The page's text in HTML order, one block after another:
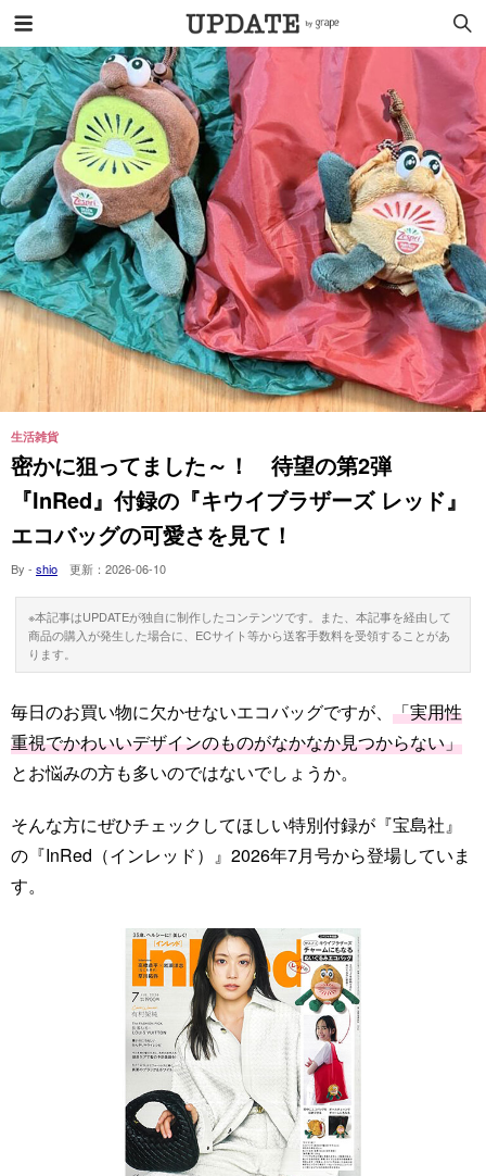
生活雑貨
密かに狙ってました～！ 待望の第2弾
『InRed』付録の『キウイブラザーズ レッド』
エコバッグの可愛さを見て！
By - shio 更新： 2026-06-10
※本記事はUPDATEが独自に制作したコンテンツです。また、本記事を経由して
商品の購入が発生した場合に、ECサイト等から送客手数料を受領することがあ
ります。
毎日のお買い物に欠かせないエコバッグですが、 「実用性
重視でかわいいデザインのものがなかなか見つからない」
とお悩みの方も多いのではないでしょうか。
そんな方にぜひチェックしてほしい特別付録が『宝島社』
の『InRed（インレッド）』2026年7月号から登場していま
す。